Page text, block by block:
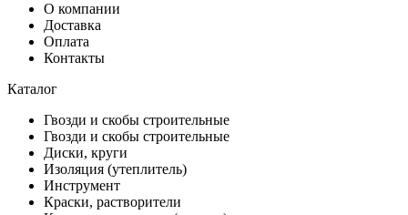
О компании
Доставка
Оплата
Контакты
Каталог
Гвозди и скобы строительные
Гвозди и скобы строительные
Диски, круги
Изоляция (утеплитель)
Инструмент
Краски, растворители